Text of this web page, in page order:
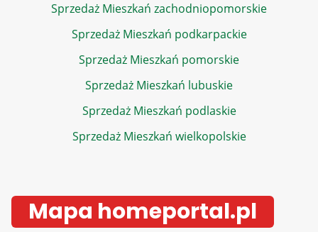
Sprzedaż Mieszkań zachodniopomorskie
Sprzedaż Mieszkań podkarpackie
Sprzedaż Mieszkań pomorskie
Sprzedaż Mieszkań lubuskie
Sprzedaż Mieszkań podlaskie
Sprzedaż Mieszkań wielkopolskie
Mapa homeportal.pl